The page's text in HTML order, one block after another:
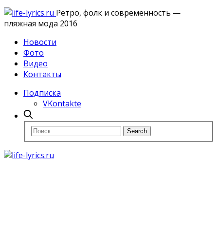
Ретро, фолк и современность —
пляжная мода 2016
Новости
Фото
Видео
Контакты
Подписка
VKontakte